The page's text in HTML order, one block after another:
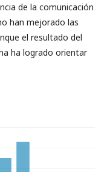
de la comunicación
han mejorado las
el resultado del
ha logrado orientar